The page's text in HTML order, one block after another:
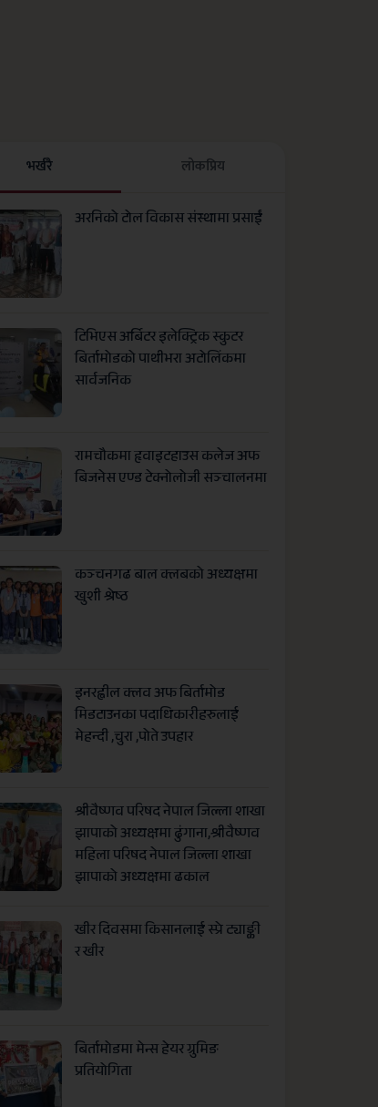
भर्खरै लाेकप्रिय
अरनिको टोल विकास संस्थामा प्रसाईं
टिभिएस अर्बिटर इलेक्ट्रिक स्कुटर
बिर्तामोडको पाथीभरा अटोलिंकमा
सार्वजनिक
रामचौकमा हृवाइटहाउस कलेज अफ
बिजनेस एण्ड टेक्नोलोजी सञ्चालनमा
कञ्चनगढ बाल क्लबको अध्यक्षमा
खुशी श्रेष्ठ
इनरह्वील क्लव अफ बिर्तामोड
मिडटाउनका पदाधिकारीहरुलाई
मेहन्दी ,चुरा ,पोते उपहार
श्रीवैष्णव परिषद नेपाल जिल्ला शाखा
झापाको अध्यक्षमा ढुंगाना,श्रीवैष्णव
महिला परिषद नेपाल जिल्ला शाखा
झापाको अध्यक्षमा ढकाल
खीर दिवसमा किसानलाई स्प्रे ट्याङ्की
र खीर
बिर्तामोडमा मेन्स हेयर ग्रुमिङ
प्रतियोगिता